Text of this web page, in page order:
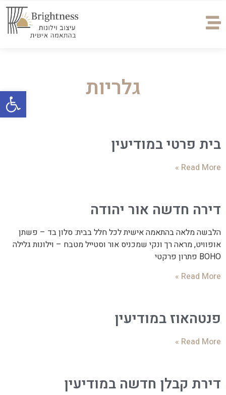
גלריות
בית פרטי במודיעין
Read More »
דירה חדשה אור יהודה
הלבשה מלאה בהתאמה אישית לכל חלל בבית: סלון בד – פשתן
אופוויט, מראה רך ונקי שמכניס אור וסטייל מטבח – וילונות גלילה
BOHO פתרון פרקטי
Read More »
פנטהאוז במודיעין
Read More »
דירת קבלן חדשה במודיעין